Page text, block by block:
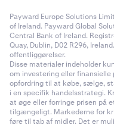
Payward Europe Solutions
of Ireland. Payward Global
Central Bank of Ireland.
Quay, Dublin, D02 R296,
offentliggørelser.
Disse materialer indeholder
om investering eller
opfordring til at købe, sælge,
i en specifik handelsstrategi.
at øge eller forringe prisen på
tilgængeligt. Markederne for
føre til tab af midler. Det er